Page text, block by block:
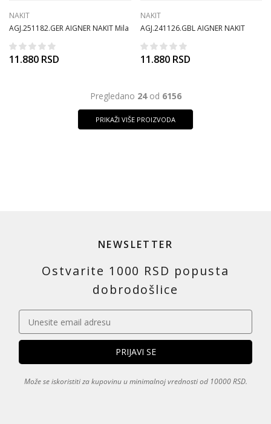
NAKIT
AGJ.251182.GER AIGNER NAKIT Mila
minđuše
11.880 RSD
NAKIT
AGJ.241126.GBL AIGNER NAKIT
Brunella narukvica
11.880 RSD
Pregledano 24od 6156
PRIKAŽI VIŠE PROIZVODA
NEWSLETTER
Ostvarite 1000 RSD popusta
dobrodošlice
Može se iskoristiti za kupovinu u minimalnoj vrednosti od 10000 RSD.